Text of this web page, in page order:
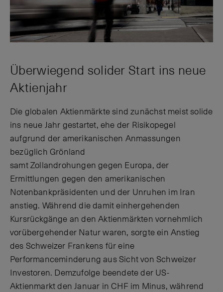
Überwiegend solider Start ins neue
Aktienjahr
Die globalen Aktienmärkte sind zunächst meist solide
ins neue Jahr gestartet, ehe der Risikopegel
aufgrund der amerikanischen Anmassungen
bezüglich Grönland
samt Zollandrohungen gegen Europa, der
Ermittlungen gegen den amerikanischen
Notenbankpräsidenten und der Unruhen im Iran
anstieg. Während die damit einhergehenden
Kursrückgänge an den Aktienmärkten vornehmlich
vorübergehender Natur waren, sorgte ein Anstieg
des Schweizer Frankens für eine
Performanceminderung aus Sicht von Schweizer
Investoren. Demzufolge beendete der US-
Aktienmarkt den Januar in CHF im Minus, während